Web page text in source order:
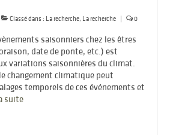
Classé dans : La recherche, La recherche | 0
saisonniers chez les êtres
date de ponte, etc.) est
variations saisonnières du climat.
changement climatique peut
temporels de ces événements et
suite­­